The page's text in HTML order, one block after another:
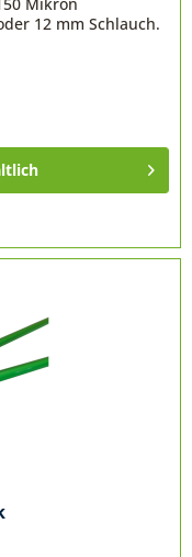
Mikron
12 mm Schlauch.